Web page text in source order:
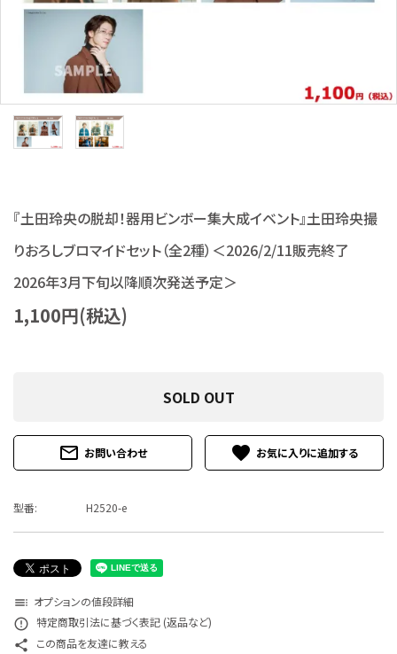
S Cawaii! ME
声優写真集・フォトブック
グラビア
アイドル・タレント
ヒーロー文庫
プライバシーポリシー
お問い合わせ
『土田玲央の脱却！器用ビンボー集大成イベント』土田玲央撮
りおろしブロマイドセット（全2種）＜2026/2/11販売終了
2026年3月下旬以降順次発送予定＞
1,100円(税込)
SOLD OUT
mail_outline お問い合わせ favorite
型番: H2520-e
toc オプションの値段詳細
error_outline 特定商取引法に基づく表記 (返品など)
share この商品を友達に教える